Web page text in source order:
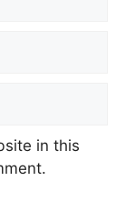
in this